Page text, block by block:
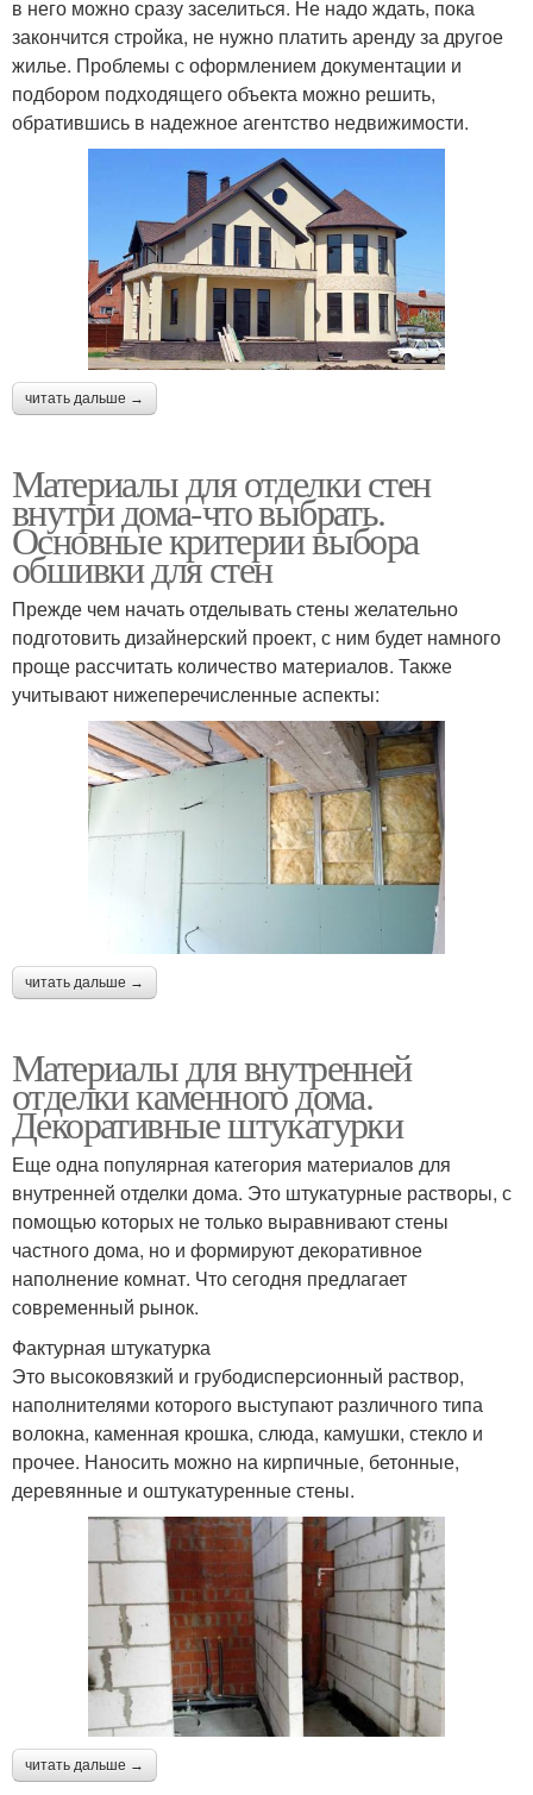
в него можно сразу заселиться. Не надо ждать, пока
закончится стройка, не нужно платить аренду за другое
жилье. Проблемы с оформлением документации и
подбором подходящего объекта можно решить,
обратившись в надежное агентство недвижимости.
читать дальше →
Материалы для отделки стен
внутри дома-что выбрать.
Основные критерии выбора
обшивки для стен
Прежде чем начать отделывать стены желательно
подготовить дизайнерский проект, с ним будет намного
проще рассчитать количество материалов. Также
учитывают нижеперечисленные аспекты:
читать дальше →
Материалы для внутренней
отделки каменного дома.
Декоративные штукатурки
Еще одна популярная категория материалов для
внутренней отделки дома. Это штукатурные растворы, с
помощью которых не только выравнивают стены
частного дома, но и формируют декоративное
наполнение комнат. Что сегодня предлагает
современный рынок.
Фактурная штукатурка
Это высоковязкий и грубодисперсионный раствор,
наполнителями которого выступают различного типа
волокна, каменная крошка, слюда, камушки, стекло и
прочее. Наносить можно на кирпичные, бетонные,
деревянные и оштукатуренные стены.
читать дальше →